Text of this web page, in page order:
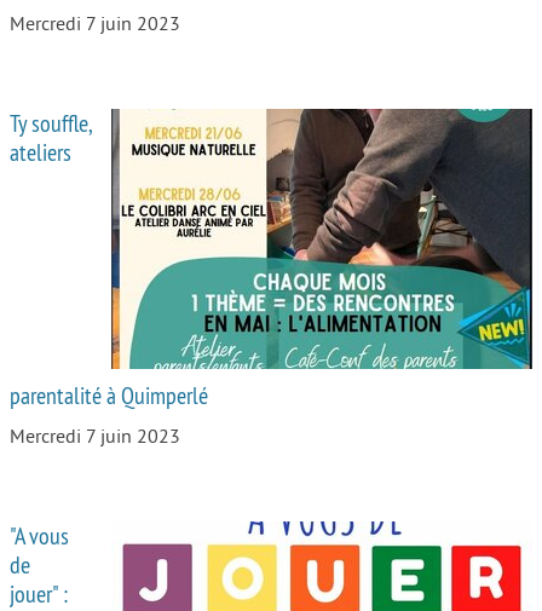
Mercredi 7 juin 2023
Ty souffle,
ateliers
parentalité à Quimperlé
Mercredi 7 juin 2023
"A vous
de
jouer" :